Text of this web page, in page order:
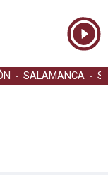
SALAMANCA